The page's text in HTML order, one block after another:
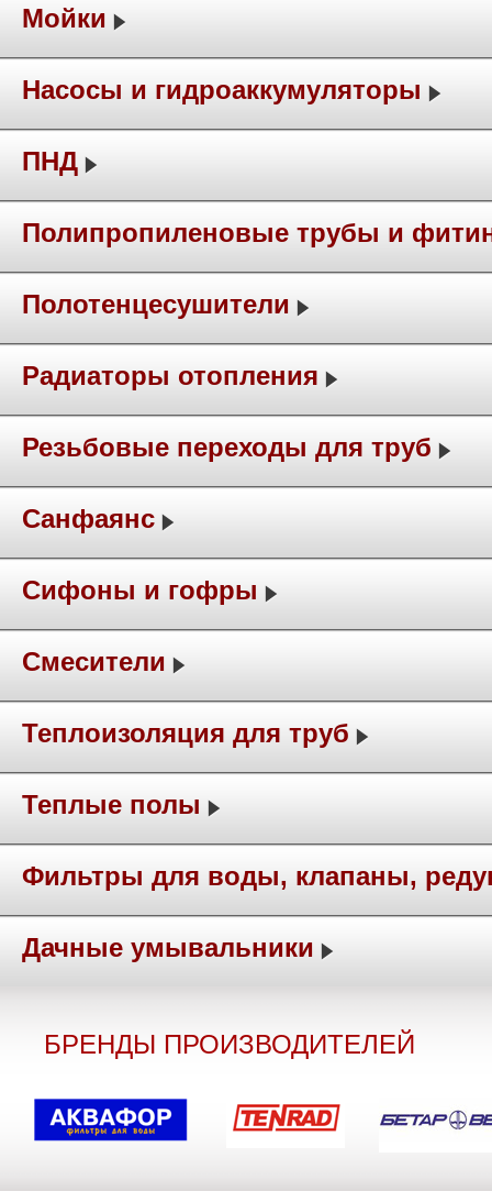
Мойки
Насосы и гидроаккумуляторы
ПНД
Полипропиленовые трубы и
Полотенцесушители
Радиаторы отопления
Резьбовые переходы для труб
Санфаянс
Сифоны и гофры
Смесители
Теплоизоляция для труб
Теплые полы
Фильтры для воды, клапаны,
Дачные умывальники
БРЕНДЫ ПРОИЗВОДИТЕЛЕЙ